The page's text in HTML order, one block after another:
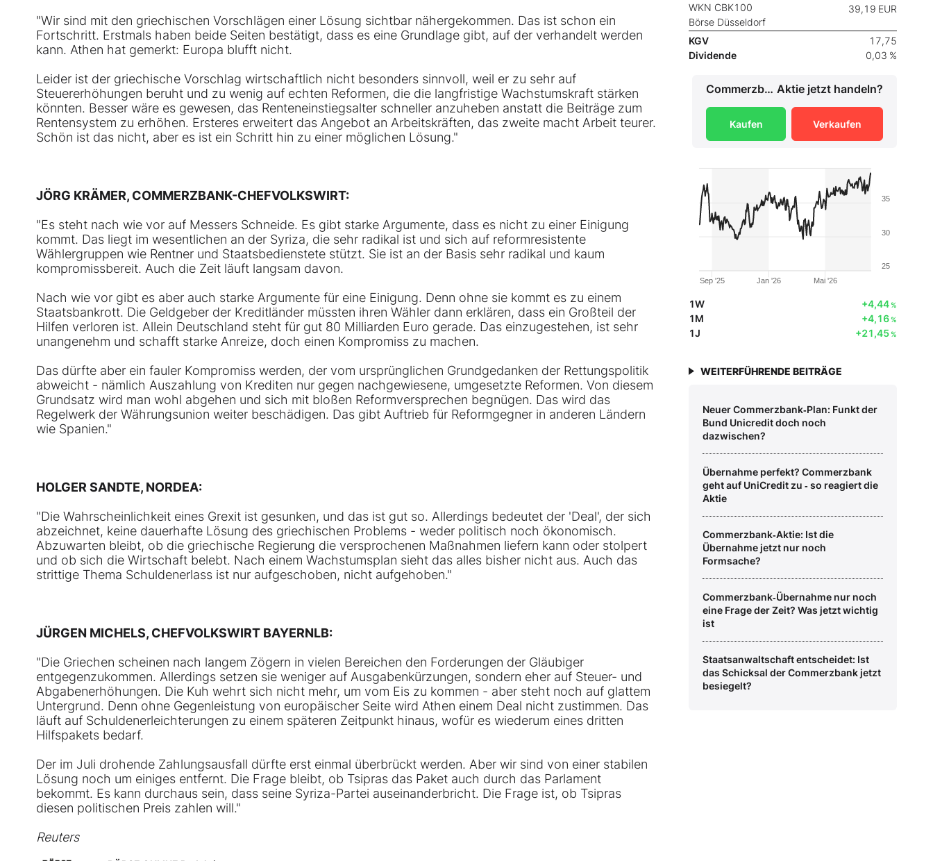
"Wir sind mit den griechischen Vorschlägen einer Lösung sichtbar nähergekommen. Das ist schon ein
Fortschritt. Erstmals haben beide Seiten bestätigt, dass es eine Grundlage gibt, auf der verhandelt werden
kann. Athen hat gemerkt: Europa blufft nicht.
Leider ist der griechische Vorschlag wirtschaftlich nicht besonders sinnvoll, weil er zu sehr auf
Steuererhöhungen beruht und zu wenig auf echten Reformen, die die langfristige Wachstumskraft stärken
könnten. Besser wäre es gewesen, das Renteneinstiegsalter schneller anzuheben anstatt die Beiträge zum
Rentensystem zu erhöhen. Ersteres erweitert das Angebot an Arbeitskräften, das zweite macht Arbeit teurer.
Schön ist das nicht, aber es ist ein Schritt hin zu einer möglichen Lösung."
JÖRG KRÄMER, COMMERZBANK-CHEFVOLKSWIRT:
"Es steht nach wie vor auf Messers Schneide. Es gibt starke Argumente, dass es nicht zu einer Einigung
kommt. Das liegt im wesentlichen an der Syriza, die sehr radikal ist und sich auf reformresistente
Wählergruppen wie Rentner und Staatsbedienstete stützt. Sie ist an der Basis sehr radikal und kaum
kompromissbereit. Auch die Zeit läuft langsam davon.
Nach wie vor gibt es aber auch starke Argumente für eine Einigung. Denn ohne sie kommt es zu einem
Staatsbankrott. Die Geldgeber der Kreditländer müssten ihren Wähler dann erklären, dass ein Großteil der
Hilfen verloren ist. Allein Deutschland steht für gut 80 Milliarden Euro gerade. Das einzugestehen, ist sehr
unangenehm und schafft starke Anreize, doch einen Kompromiss zu machen.
Das dürfte aber ein fauler Kompromiss werden, der vom ursprünglichen Grundgedanken der Rettungspolitik
abweicht - nämlich Auszahlung von Krediten nur gegen nachgewiesene, umgesetzte Reformen. Von diesem
Grundsatz wird man wohl abgehen und sich mit bloßen Reformversprechen begnügen. Das wird das
Regelwerk der Währungsunion weiter beschädigen. Das gibt Auftrieb für Reformgegner in anderen Ländern
wie Spanien."
HOLGER SANDTE, NORDEA:
"Die Wahrscheinlichkeit eines Grexit ist gesunken, und das ist gut so. Allerdings bedeutet der 'Deal', der sich
abzeichnet, keine dauerhafte Lösung des griechischen Problems - weder politisch noch ökonomisch.
Abzuwarten bleibt, ob die griechische Regierung die versprochenen Maßnahmen liefern kann oder stolpert
und ob sich die Wirtschaft belebt. Nach einem Wachstumsplan sieht das alles bisher nicht aus. Auch das
strittige Thema Schuldenerlass ist nur aufgeschoben, nicht aufgehoben."
JÜRGEN MICHELS, CHEFVOLKSWIRT BAYERNLB:
"Die Griechen scheinen nach langem Zögern in vielen Bereichen den Forderungen der Gläubiger
entgegenzukommen. Allerdings setzen sie weniger auf Ausgabenkürzungen, sondern eher auf Steuer- und
Abgabenerhöhungen. Die Kuh wehrt sich nicht mehr, um vom Eis zu kommen - aber steht noch auf glattem
Untergrund. Denn ohne Gegenleistung von europäischer Seite wird Athen einem Deal nicht zustimmen. Das
läuft auf Schuldenerleichterungen zu einem späteren Zeitpunkt hinaus, wofür es wiederum eines dritten
Hilfspakets bedarf.
Der im Juli drohende Zahlungsausfall dürfte erst einmal überbrückt werden. Aber wir sind von einer stabilen
Lösung noch um einiges entfernt. Die Frage bleibt, ob Tsipras das Paket auch durch das Parlament
bekommt. Es kann durchaus sein, dass seine Syriza-Partei auseinanderbricht. Die Frage ist, ob Tsipras
diesen politischen Preis zahlen will."
Reuters
WKN CBK100
Börse Düsseldorf
39,19 EUR
KGV
17,75
Dividende
0,03 %
Commerzbank Aktie jetzt handeln?
Kaufen Verkaufen
Jan '26
Sep '25 Mai '26
25
30
35
1W +4,44%
1M +4,16%
1J +21,45%
WEITERFÜHRENDE BEITRÄGE
Neuer Commerzbank‑Plan: Funkt der
Bund Unicredit doch noch
dazwischen?
Übernahme perfekt? Commerzbank
geht auf UniCredit zu ‑ so reagiert die
Aktie
Commerzbank‑Aktie: Ist die
Übernahme jetzt nur noch
Formsache?
Commerzbank‑Übernahme nur noch
eine Frage der Zeit? Was jetzt wichtig
ist
Staatsanwaltschaft entscheidet: Ist
das Schicksal der Commerzbank jetzt
besiegelt?